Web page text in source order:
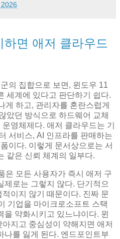
면 애저 클라우드
의 집합으로 보면, 윈도우 11
세계에 있다고 판단하기 쉽다.
게 하고, 관리자를 혼란스럽게
았던 방식으로 하드웨어 교체
영체제다. 애저 클라우드는 기
서비스, AI 인프라를 판매하는
이다. 이렇게 문서상으로는 서
같은 신뢰 체계의 일부다.
은 모든 사용자가 즉시 애저 구
제로는 그렇지 않다. 단기적으
이지 않기 때문이다. 진짜 문
기업을 마이크로소프트 스택
을 약화시키고 있느냐이다. 윈
지고 중심성이 약해지면 애저
나를 잃게 된다. 엔드포인트부